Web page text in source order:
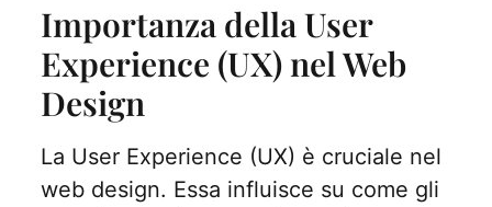
Importanza della User
Experience (UX) nel Web
Design
La User Experience (UX) è cruciale nel
web design. Essa influisce su come gli